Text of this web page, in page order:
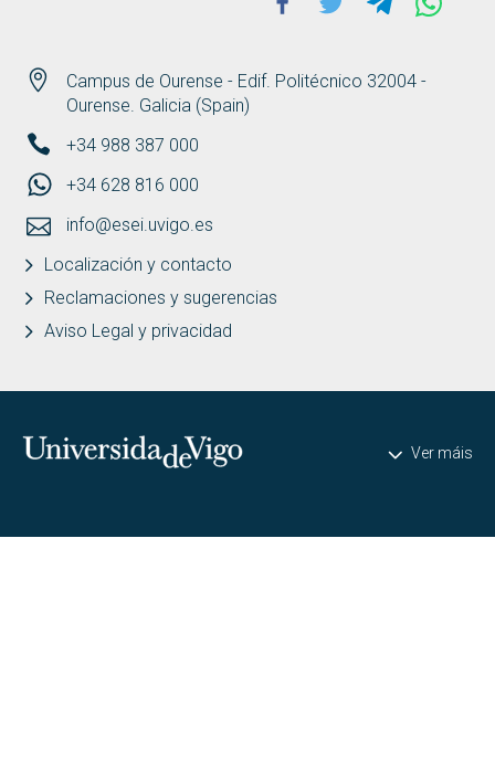
Campus de Ourense - Edif. Politécnico 32004 -
Ourense. Galicia (Spain)
+34 988 387 000
+34 628 816 000
info@esei.uvigo.es
Localización y contacto
Reclamaciones y sugerencias
Aviso Legal y privacidad
Universidade de Vigo Ver máis